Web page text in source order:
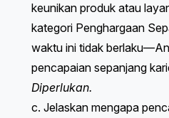
keunikan produk atau
kategori Penghargaan
waktu ini tidak
pencapaian sepanjang
Diperlukan.
c. Jelaskan mengapa